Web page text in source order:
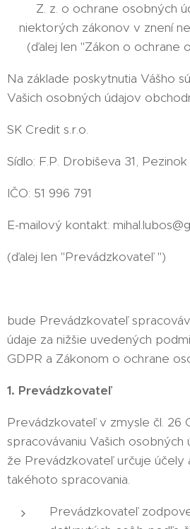
Z. z. o ochrane osobných
niektorých zákonov v znení
(ďalej len "Zákon o ochrane
Na základe poskytnutia Vášho
Vašich osobných údajov
SK Credit s.r.o.
Sídlo: F.P. Drobiševa 31, Pezinok
IČO: 51 996 791
E-mailový kontakt:
(ďalej len "Prevádzkovateľ ")
bude Prevádzkovateľ
údaje za nižšie uvedených
GDPR a Zákonom o ochrane
1. Prevádzkovateľ
Prevádzkovateľ v zmysle čl. 26
spracovávaniu Vašich osobných
že Prevádzkovateľ určuje účely
takéhoto spracovania.
Prevádzkovateľ